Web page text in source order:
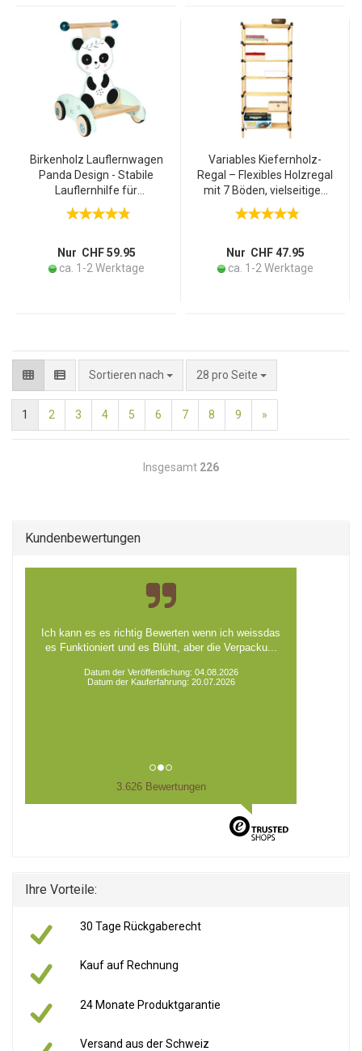
Birkenholz Lauflernwagen
Panda Design - Stabile
Lauflernhilfe für
Kleinkinder ab 1 Jahr - Mit
Bremse, Gummirädern,
34x40x52cm
Nur CHF 59.95
ca. 1-2 Werktage
Variables Kiefernholz-
Regal – Flexibles Holzregal
mit 7 Böden, vielseitiges
Stauraum-Regal,
56x28x110cm, braun –
Deko & mehr
Nur CHF 47.95
ca. 1-2 Werktage
Sortieren nach 28 pro Seite
1 2 3 4 5 6 7 8 9 »
Insgesamt 226
Kundenbewertungen
Ich kann es es richtig Bewerten wenn ich weissdas
es Funktioniert und es Blüht, aber die Verpacku...
Datum der Veröffentlichung: 04.08.2026
Datum der Kauferfahrung: 20.07.2026
3.626 Bewertungen
Ihre Vorteile:
30 Tage Rückgaberecht
Kauf auf Rechnung
24 Monate Produktgarantie
Versand aus der Schweiz